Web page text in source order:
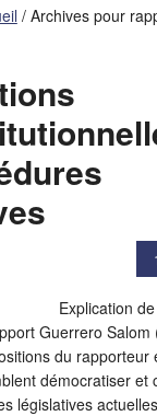
/Archives pour
Explication
Guerrero Salom
du rapporteur
démocratiser et
législatives